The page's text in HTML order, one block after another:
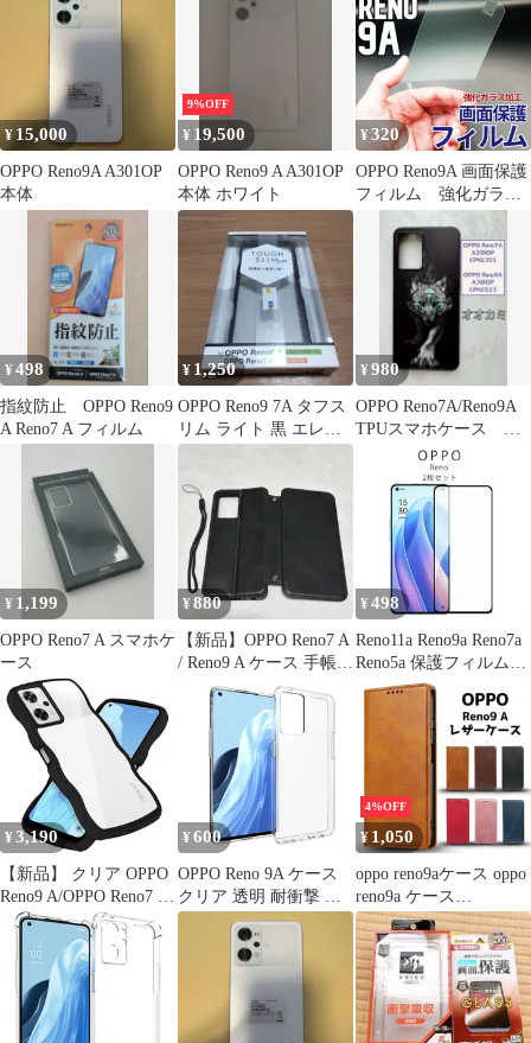
加工 TPU クリア 耐衝
撃 衝撃吸収 ケース カ
バー スマホケース スマ
ホカバー
¥15,000
OPPO Reno9A A301OP
本体
9%OFF
¥ 19,500
OPPO Reno9 A A301OP
本体 ホワイト
¥320
OPPO Reno9A 画面保護
フィルム 強化ガラス
¥498
指紋防止 OPPO Reno9
A Reno7 A フィルム
¥ 1,250
OPPO Reno9 7A タフス
リム ライト 黒 エレコ
ム スマホケース
¥980
OPPO Reno7A/Reno9A
TPUスマホケース か
っこいい オオカミ狼
¥ 1,199
OPPO Reno7 A スマホケ
ース
¥880
【新品】OPPO Reno7 A
/ Reno9 A ケース 手帳型
黒 オッポ
¥ 498
Reno11a Reno9a Reno7a
Reno5a 保護フィルム
OPPO フィルム ２枚入
り ガラスフィルム 人気
強化ガラス 安い
¥ 3,190
【新品】 クリア OPPO
Reno9 A/OPPO Reno7 A
ケース かわいい 波状フ
レーム うねうね 耐衝撃
OPG04 スマホケース 滑
り止め 人気 可愛い カ
バー 落下防止 ワイヤレ
ス充電対応 (ブラック)
¥ 600
OPPO Reno 9A ケース
クリア 透明 耐衝撃 オ
ッポ リノ7a 衝撃吸収
ソフトケース TPUケー
4%OFF
¥ 1,050
oppo reno9aケース oppo
reno9a ケース
opporeno9a ケース スマ
ホケース opporeno9a ス
マホカバー oppo reno9a
手帳型 opporeno9aケー
ス カード 収納